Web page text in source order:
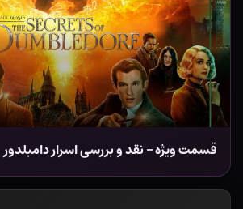
قسمت ویژه – نقد و بررسی اسرار دامبلدور